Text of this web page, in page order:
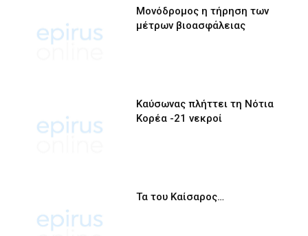
Μονόδρομος η τήρηση των
μέτρων βιοασφάλειας
Καύσωνας πλήττει τη Νότια
Κορέα -21 νεκροί
Τα του Καίσαρος…